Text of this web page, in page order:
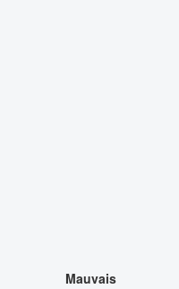
Mauvais